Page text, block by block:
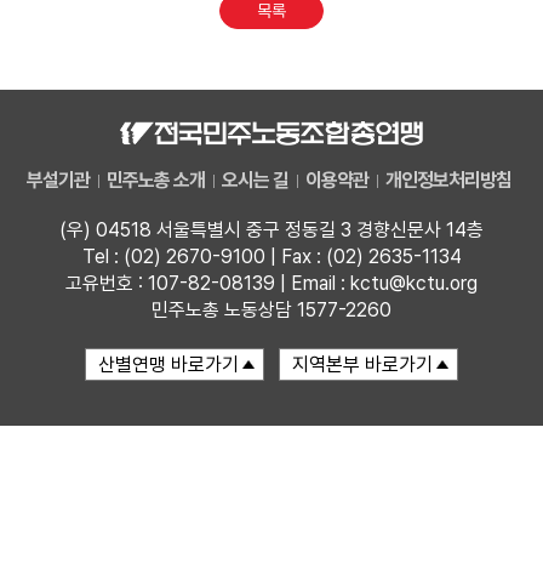
목록
부설기관 민주노총 소개 오시는 길 이용약관 개인정보처리방침
(우) 04518 서울특별시 중구 정동길 3 경향신문사 14층
Tel : (02) 2670-9100 | Fax : (02) 2635-1134
고유번호 : 107-82-08139 | Email : kctu@kctu.org
민주노총 노동상담 1577-2260